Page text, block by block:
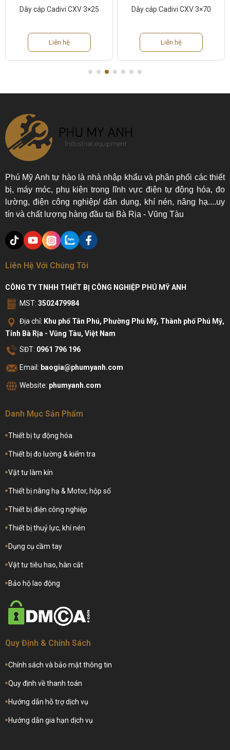
Dây cáp Cadivi CXV 3×25
Liên hệ
Dây cáp Cadivi CXV 3×70
Liên hệ
Phú Mỹ Anh tự hào là nhà nhập khẩu và phân phối các thiết
bị, máy móc, phụ kiện trong lĩnh vực điện tự động hóa, đo
lường, điện công nghiệp/ dân dụng, khí nén, nâng hạ....uy
tín và chất lượng hàng đầu tại Bà Rịa - Vũng Tàu
Liên Hệ Với Chúng Tôi
CÔNG TY TNHH THIẾT BỊ CÔNG NGHIỆP PHÚ MỸ ANH
MST: 3502479984
Địa chỉ: Khu phố Tân Phú, Phường Phú Mỹ, Thành phố Phú Mỹ,
Tỉnh Bà Rịa - Vũng Tàu, Việt Nam
SĐT: 0961 796 196
Email: baogia@phumyanh.com
Website: phumyanh.com
Danh Mục Sản Phẩm
Thiết bị tự động hóa
Thiết bị đo lường & kiểm tra
Vật tư làm kín
Thiết bị nâng hạ & Motor, hộp số
Thiết bị điện công nghiệp
Thiết bị thuỷ lực, khí nén
Dụng cụ cầm tay
Vật tư tiêu hao, hàn cắt
Bảo hộ lao động
Quy Định & Chính Sách
Chính sách và bảo mật thông tin
Quy định về thanh toán
Hướng dẫn hỗ trợ dịch vụ
Hướng dẫn gia hạn dịch vụ